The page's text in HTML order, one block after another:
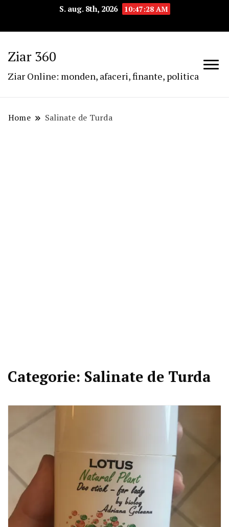
S. aug. 8th, 2026 10:47:28 AM
Ziar 360
Ziar Online: monden, afaceri, finante, politica
Home Salinate de Turda
Categorie: Salinate de Turda